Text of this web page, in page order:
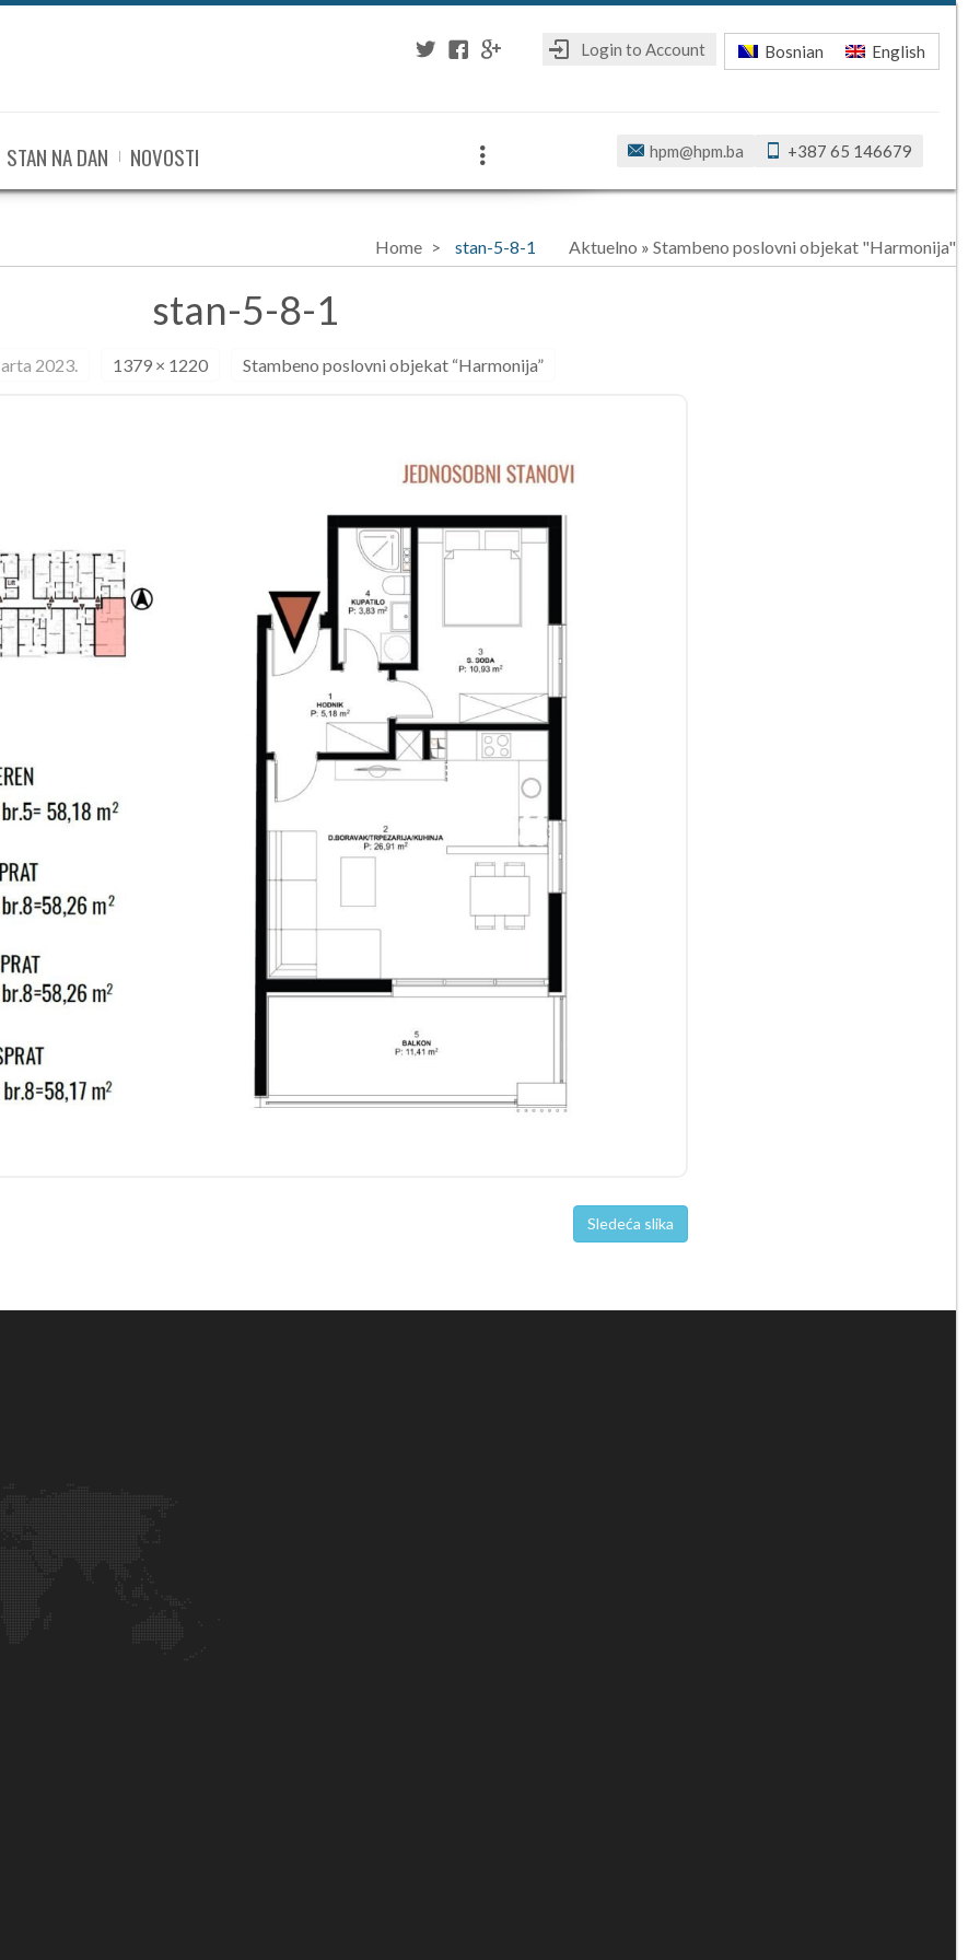
Bosnian English
Login to Account
STAN NA DAN NOVOSTI +387 65 146679
hpm@hpm.ba
Home Aktuelno » Stambeno poslovni objekat "Harmonija"
stan-5-8-1
stan-5-8-1
2023. 1379 × 1220 Stambeno poslovni objekat “Harmonija”
Sledeća slika